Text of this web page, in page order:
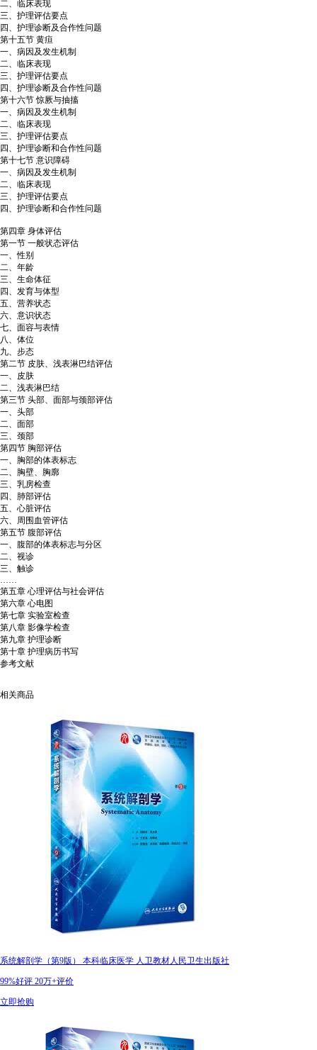
二、临床表现
三、护理评估要点
四、护理诊断及合作性问题
第十五节 黄疸
一、病因及发生机制
二、临床表现
三、护理评估要点
四、护理诊断及合作性问题
第十六节 惊厥与抽搐
一、病因及发生机制
二、临床表现
三、护理评估要点
四、护理诊断和合作性问题
第十七节 意识障碍
一、病因及发生机制
二、临床表现
三、护理评估要点
四、护理诊断和合作性问题
第四章 身体评估
第一节 一般状态评估
一、性别
二、年龄
三、生命体征
四、发育与体型
五、营养状态
六、意识状态
七、面容与表情
八、体位
九、步态
第二节 皮肤、浅表淋巴结评估
一、皮肤
二、浅表淋巴结
第三节 头部、面部与颈部评估
一、头部
二、面部
三、颈部
第四节 胸部评估
一、胸部的体表标志
二、胸壁、胸廓
三、乳房检查
四、肺部评估
五、心脏评估
六、周围血管评估
第五节 腹部评估
一、腹部的体表标志与分区
二、视诊
三、触诊
……
第五章 心理评估与社会评估
第六章 心电图
第七章 实验室检查
第八章 影像学检查
第九章 护理诊断
第十章 护理病历书写
参考文献
相关商品
系统解剖学（第9版） 本科临床医学 人卫教材人民卫生出版社
99%好评 20万+评价
立即抢购